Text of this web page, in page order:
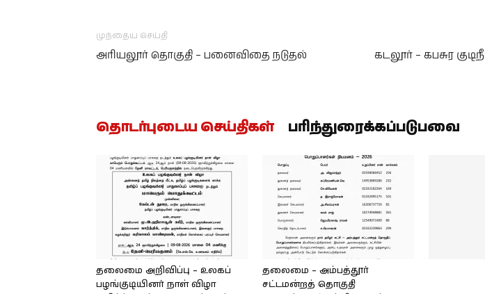
முந்தைய செய்தி
அரியலூர் தொகுதி – பனைவிதை நடுதல் கடலூர் – கபசுர
தொடர்புடைய செய்திகள் பரிந்துரைக்கப்படுபவை
தலைமை அறிவிப்பு – உலகப்
பழங்குடியினர் நாள் விழா
தலைமை – அம்பத்தூர்
சட்டமன்றத் தொகுதி